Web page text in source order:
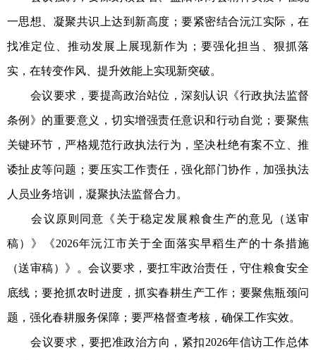
一思想、凝聚共识上达到新高度；要紧密结合沅江实际，在
找准定位、推动发展上展现新作为；要强化担当、狠抓落
实，在转变作风、提升效能上实现新突破。
会议要求，要提高政治站位，深刻认识《行政执法监督
条例》的重要意义，切实增强责任意识和行动自觉；要聚焦
关键环节，严格规范行政执法行为，坚决杜绝有案不立、推
诿扯皮等问题；要压实工作责任，强化部门协作，加强执法
人员业务培训，凝聚执法监督合力。
会议原则同意《关于稳定发展粮食生产的意见（送审
稿）》《2026年沅江市关于全面落实早稻生产的十条措施
（送审稿）》。会议要求，要扛牢政治责任，守住粮食安全
底线；要抢抓农时进度，抓实春耕生产工作；要聚焦瓶颈问
题，强化春耕服务保障；要严格督查考核，确保工作实效。
会议要求，要把准政治方向，紧扣2026年信访工作总体